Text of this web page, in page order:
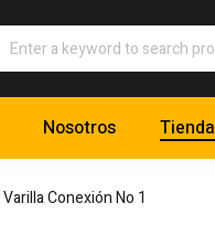
Nosotros Tienda
Varilla Conexión No 1